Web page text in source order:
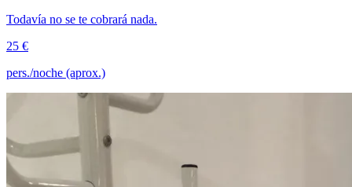
Todavía no se te cobrará nada.
25 €
pers./noche (aprox.)